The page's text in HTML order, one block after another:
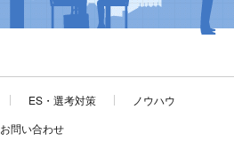
ES・選考対策
ノウハウ
お問い合わせ